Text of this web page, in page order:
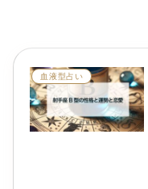
血液型占い